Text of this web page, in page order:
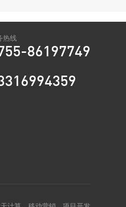
户记录直播精彩瞬间，现已上线，
热线
86197749